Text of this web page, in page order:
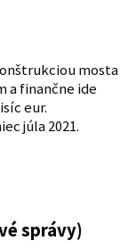
mosta
a finančne ide
eur.
júla 2021.
správy)